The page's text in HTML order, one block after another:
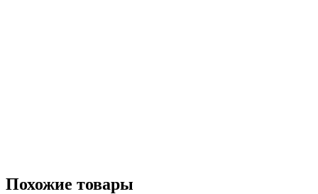
Похожие товары